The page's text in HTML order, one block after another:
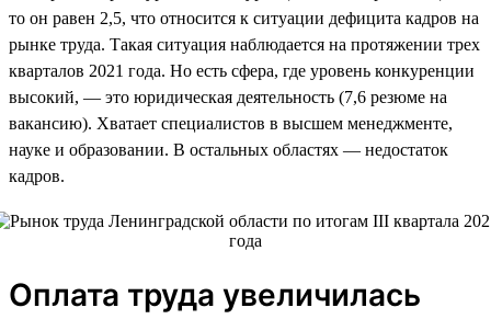
то он равен 2,5, что относится к ситуации дефицита кадров на
рынке труда. Такая ситуация наблюдается на протяжении трех
кварталов 2021 года. Но есть сфера, где уровень конкуренции
высокий, — это юридическая деятельность (7,6 резюме на
вакансию). Хватает специалистов в высшем менеджменте,
науке и образовании. В остальных областях — недостаток
кадров.
Оплата труда увеличилась